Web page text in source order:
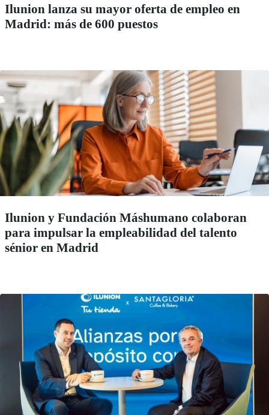
Ilunion lanza su mayor oferta de empleo en
Madrid: más de 600 puestos
Ilunion y Fundación Máshumano colaboran
para impulsar la empleabilidad del talento
sénior en Madrid